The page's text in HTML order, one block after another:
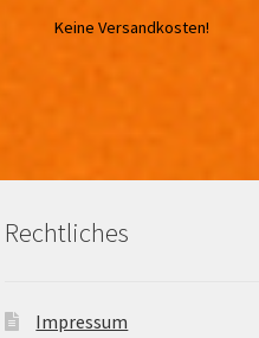
Keine Versandkosten!
Rechtliches
Impressum